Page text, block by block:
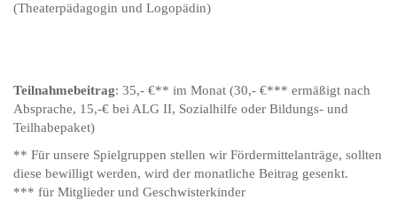
(Theaterpädagogin und Logopädin)
Teilnahmebeitrag: 35,- €** im Monat (30,- €*** ermäßigt nach
Absprache, 15,-€ bei ALG II, Sozialhilfe oder Bildungs- und
Teilhabepaket)
** Für unsere Spielgruppen stellen wir Fördermittelanträge, sollten
diese bewilligt werden, wird der monatliche Beitrag gesenkt.
*** für Mitglieder und Geschwisterkinder